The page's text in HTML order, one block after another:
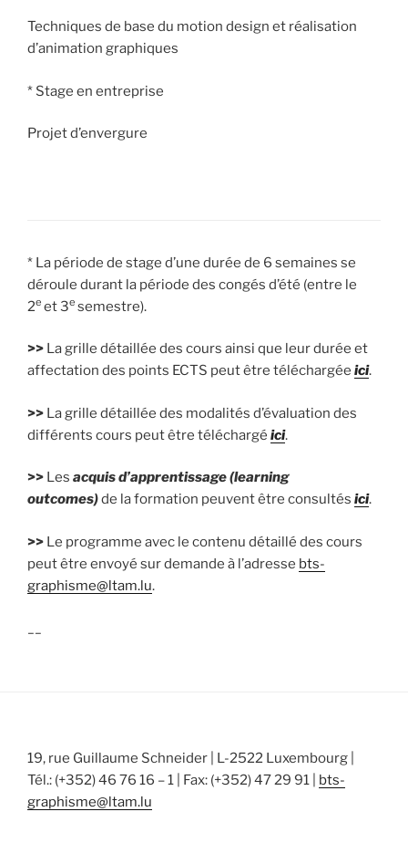
Techniques de base du motion design et réalisation
d’animation graphiques
* Stage en entreprise
Projet d’envergure
* La période de stage d’une durée de 6 semaines se
déroule durant la période des congés d’été (entre le
2e et 3e semestre).
>> La grille détaillée des cours ainsi que leur durée et
affectation des points ECTS peut être téléchargée ici.
>> La grille détaillée des modalités d’évaluation des
différents cours peut être téléchargé ici.
>> Les acquis d’apprentissage (learning
outcomes)de la formation peuvent être consultés ici.
>> Le programme avec le contenu détaillé des cours
peut être envoyé sur demande à l’adresse bts-
graphisme@ltam.lu.
19, rue Guillaume Schneider | L-2522 Luxembourg |
Tél.: (+352) 46 76 16 – 1 | Fax: (+352) 47 29 91 | bts-
graphisme@ltam.lu